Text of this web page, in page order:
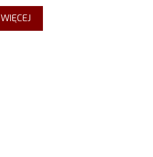
WIĘCEJ